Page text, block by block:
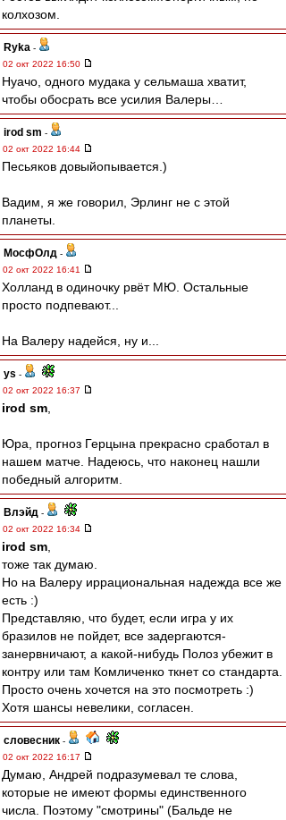
колхозом.
Ryka -
02 окт 2022 16:50
Нуачо, одного мудака у сельмаша хватит,
чтобы обосрать все усилия Валеры…
irod sm -
02 окт 2022 16:44
Песьяков довыйопывается.)
Вадим, я же говорил, Эрлинг не с этой
планеты.
МосфОлд -
02 окт 2022 16:41
Холланд в одиночку рвёт МЮ. Остальные
просто подпевают...
На Валеру надейся, ну и...
ys -
02 окт 2022 16:37
irod sm
Юра, прогноз Герцына прекрасно сработал в
нашем матче. Надеюсь, что наконец нашли
победный алгоритм.
Влэйд -
02 окт 2022 16:34
irod sm
тоже так думаю.
Но на Валеру иррациональная надежда все же
есть :)
Представляю, что будет, если игра у их
бразилов не пойдет, все задергаются-
занервничают, а какой-нибудь Полоз убежит в
контру или там Комличенко ткнет со стандарта.
Просто очень хочется на это посмотреть :)
Хотя шансы невелики, согласен.
словесник -
02 окт 2022 16:17
Думаю, Андрей подразумевал те слова,
которые не имеют формы единственного
числа. Поэтому "смотрины" (Бальде не